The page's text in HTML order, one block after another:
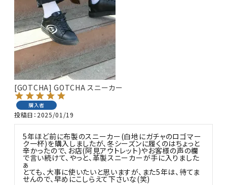
[GOTCHA] GOTCHA スニーカー
購入者
投稿日 2025/01/19
5年ほど前に布製のスニーカー(白地にガチャのロゴマー
ク一杯)を購入しましたが、冬シーズンに履くのはちょっと
辛かったので、お店(阿見アウトレット)やお客様の声の欄
で言い続けて、やっと、革製スニーカーが手に入りました
ぁ
とても、大事に使いたいと思いますが、また5年は、待てま
せんので、早めにこしらえて下さいな(笑)